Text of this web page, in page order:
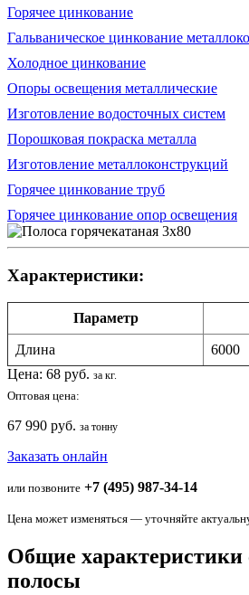
Горячее цинкование
Гальваническое цинкование
Холодное цинкование
Опоры освещения металлические
Изготовление водосточных систем
Порошковая покраска металла
Изготовление металлоконструкций
Горячее цинкование труб
Горячее цинкование опор освещения
Характеристики:
Параметр
Длина
6000
Цена: 68 руб. за кг.
Оптовая цена:
67 990 руб. за тонну
Заказать онлайн
или позвоните +7 (495) 987-34-14
Цена может изменяться — уточняйте
Общие характеристики
полосы